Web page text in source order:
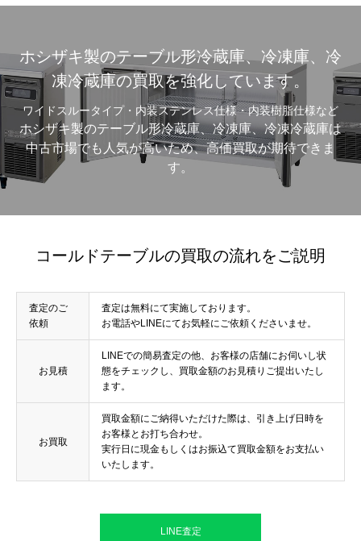
ホシザキ製のテーブル形冷蔵庫、冷凍庫、冷
凍冷蔵庫の買取を強化しています。
ワイドスルータイプ・内装ステンレス仕様・内装樹脂仕様など
ホシザキ製のテーブル形冷蔵庫、冷凍庫、冷凍冷蔵庫は
中古市場でも人気が高いため、高価買取が期待できま
す。
コールドテーブルの買取の流れをご説明
査定のご
依頼
査定は無料にて実施しております。
お電話やLINEにてお気軽にご依頼くださいませ。
お見積
LINEでの簡易査定の他、お客様の店舗にお伺いし状
態をチェックし、買取金額のお見積りご提出いたし
ます。
お買取
買取金額にご納得いただけた際は、引き上げ日時を
お客様とお打ち合わせ。
実行日に現金もしくはお振込て買取金額をお支払い
いたします。
LINE査定